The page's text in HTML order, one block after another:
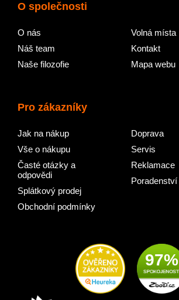
O společnosti
O nás
Náš team
Naše filozofie
Volná místa
Kontakt
Mapa webu
Pro zákazníky
Jak na nákup
Vše o nákupu
Časté otázky a
odpovědi
Splátkový prodej
Obchodní podmínky
Doprava
Servis
Reklamace
Poradenství
97%